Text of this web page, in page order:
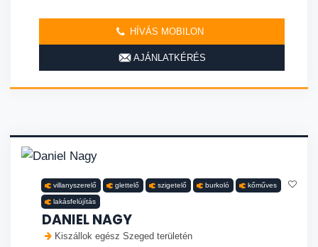
HÍVÁS MOBILON
AJÁNLATKÉRÉS
villanyszerelő glettelő szigetelő burkoló kőműves
lakásfelújítás
DANIEL NAGY
Kiszállok egész Szeged területén